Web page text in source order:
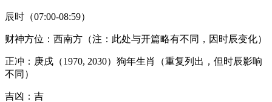
辰时（07:00-08:59）
财神方位：西南方（注：此处与开篇略有不同，因时辰变化）
正冲：庚戌（1970, 2030）狗年生肖（重复列出，但时辰影响
不同）
吉凶：吉